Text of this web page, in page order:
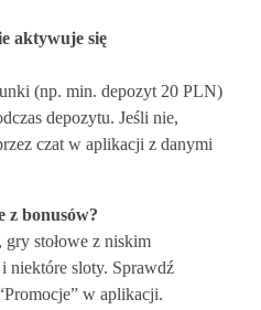
aktywuje się
(np. min. depozyt 20 PLN)
depozytu. Jeśli nie,
czat w aplikacji z danymi
z bonusów?
stołowe z niskim
niektóre sloty. Sprawdź
w aplikacji.